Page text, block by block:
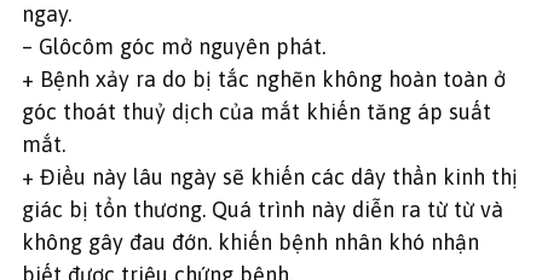
ngay.
– Glôcôm góc mở nguyên phát.
+ Bệnh xảy ra do bị tắc nghẽn không hoàn toàn ở
góc thoát thuỷ dịch của mắt khiến tăng áp suất
mắt.
+ Điều này lâu ngày sẽ khiến các dây thần kinh thị
giác bị tổn thương. Quá trình này diễn ra từ từ và
không gây đau đớn. khiến bệnh nhân khó nhận
biết được triệu chứng bệnh.